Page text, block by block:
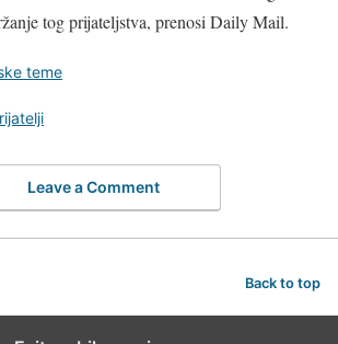
tog prijateljstva, prenosi Daily Mail.
teme
Leave a Comment
Back to top